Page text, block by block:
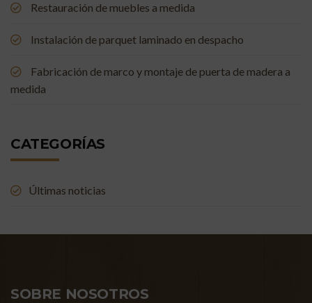
Restauración de muebles a medida
Instalación de parquet laminado en despacho
Fabricación de marco y montaje de puerta de madera a
medida
CATEGORÍAS
Últimas noticias
SOBRE NOSOTROS